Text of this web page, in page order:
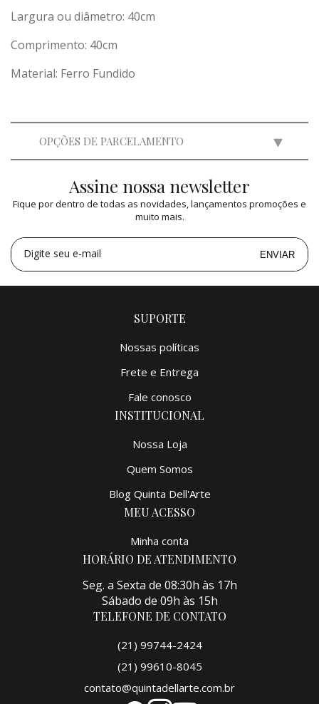
Largura ou diâmetro: 40cm
Comprimento: 40cm
Material: Ferro Fundido
OPÇÕES DE PARCELAMENTO
deR$ 2.475,00=R$ 4.950,00
3x deR$ 1.649,84 =R$ 4.949,52
R$ 990,00
Assine nossa newsletter
Fique por dentro de todas as novidades, lançamentos promoções e
muito mais.
Digite seu e-mail ENVIAR
SUPORTE
Nossas políticas
Frete e Entrega
Fale conosco
INSTITUCIONAL
Nossa Loja
Quem Somos
Blog Quinta Dell'Arte
MEU ACESSO
Minha conta
HORÁRIO DE ATENDIMENTO
Seg. a Sexta de 08:30h às 17h
Sábado de 09h às 15h
TELEFONE DE CONTATO
(21) 99744-2424
(21) 99610-8045
contato@quintadellarte.com.br